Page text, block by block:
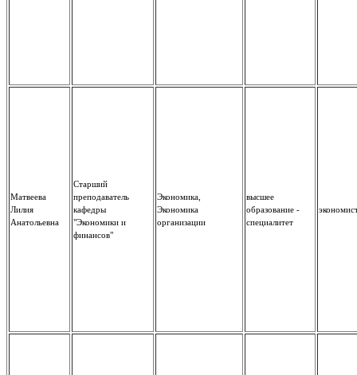
Матвеева
Лилия
Анатольевна
Старший
преподаватель
кафедры
"Экономики и
финансов"
Экономика,
Экономика
организации
высшее
образование -
специалитет